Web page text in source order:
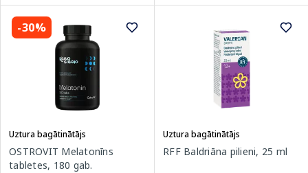
-30%
Uztura bagātinātājs
OSTROVIT Melatonīns
tabletes, 180 gab.
Uztura bagātinātājs
RFF Baldriāna pilieni, 25 ml